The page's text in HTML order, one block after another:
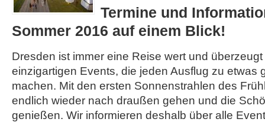
Termine und
Sommer 2016 auf einem Blick!
Dresden ist immer eine Reise wert und
einzigartigen Events, die jeden Ausflug zu etwas
machen. Mit den ersten Sonnenstrahlen des
endlich wieder nach draußen gehen und die
genießen. Wir informieren deshalb über alle